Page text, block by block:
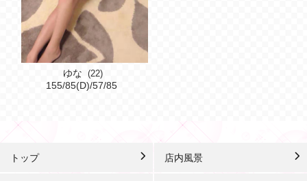
ゆな (22)
155/85(D)/57/85
トップ 店内風景